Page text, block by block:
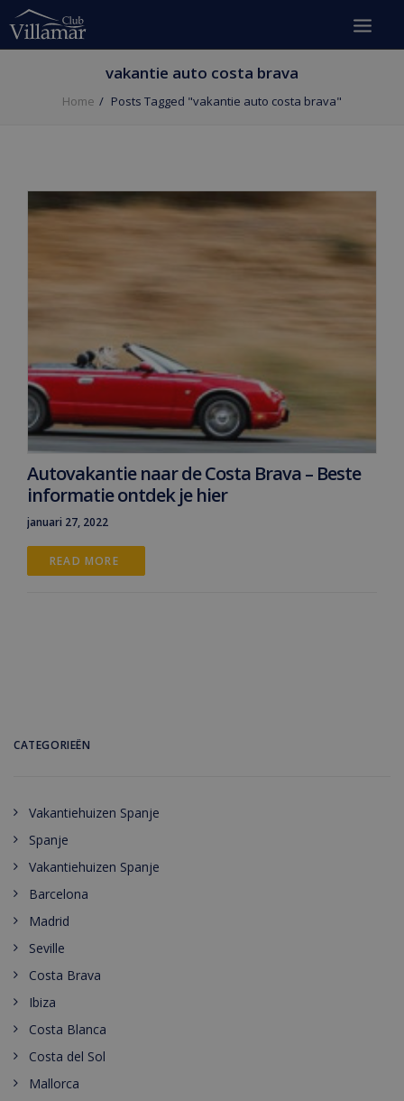
vakantie auto costa brava
Home Posts Tagged "vakantie auto costa brava"
Autovakantie naar de Costa Brava – Beste
informatie ontdek je hier
januari 27, 2022
READ MORE
CATEGORIEËN
Vakantiehuizen Spanje
Spanje
Vakantiehuizen Spanje
Barcelona
Madrid
Seville
Costa Brava
Ibiza
Costa Blanca
Costa del Sol
Mallorca